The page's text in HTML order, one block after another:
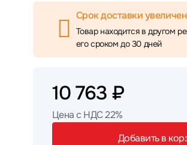
Срок доставки увеличен
Товар находится в другом
его сроком до 30 дней
10 763 ₽
Цена с НДС 22%
Добавить в